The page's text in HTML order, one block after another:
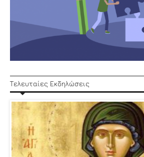
Τελευταίες Εκδηλώσεις